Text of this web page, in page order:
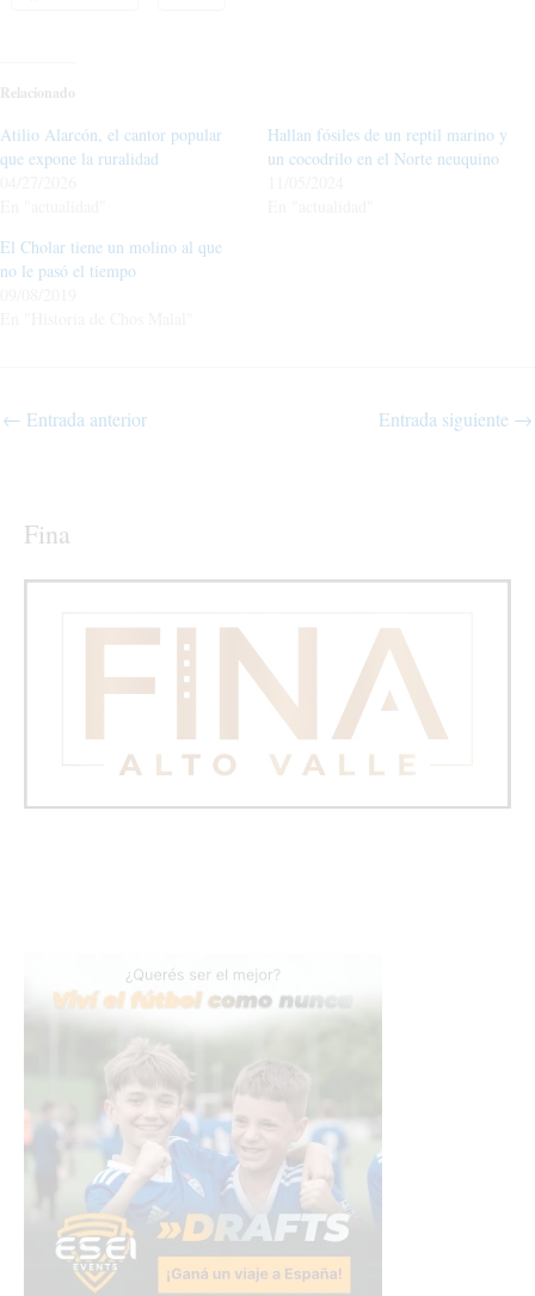
Relacionado
Atilio Alarcón, el cantor popular
que expone la ruralidad
Hallan fósiles de un reptil marino y
un cocodrilo en el Norte neuquino
El Cholar tiene un molino al que
no le pasó el tiempo
← Entrada anterior Entrada siguiente →
Fina